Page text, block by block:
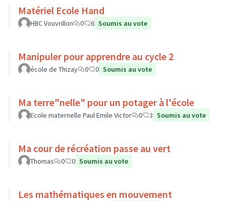
Matériel Ecole Hand
HBC Vouvrillon 0 6 Soumis au vote
Manipuler pour apprendre au cycle 2
école de Thizay 0 0 Soumis au vote
Ma terre"nelle" pour un potager à l'école
Ecole maternelle Paul Emile Victor 0 3 Soumis au vote
Ma cour de récréation passe au vert
Thomas 0 0 Soumis au vote
Les mathématiques en mouvement